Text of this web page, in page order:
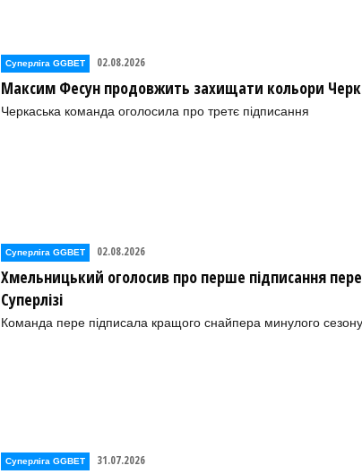
Суперліга GGBET 02.08.2026
Максим Фесун продовжить захищати кольори
Черкаська команда оголосила про третє підписання
Суперліга GGBET 02.08.2026
Хмельницький оголосив про перше підписання
Суперлізі
Команда пере підписала кращого снайпера минулого сезону
Суперліга GGBET 31.07.2026